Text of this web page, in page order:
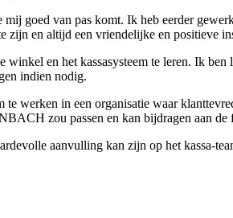
goed van pas komt. Ik heb eerder
zijn en altijd een vriendelijke en positieve
en het kassasysteem te leren. Ik
indien nodig.
in een organisatie waar
zou passen en kan bijdragen aan de
aanvulling kan zijn op het